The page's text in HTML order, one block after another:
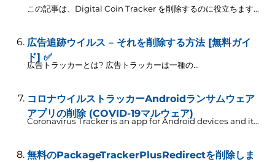
この記事は、Digital Coin Tracker を削除するのに役立ちます...
広告追跡ウイルス – それを削除する方法 [無料ガイ
ド] ✅
広告トラッカーとは? 広告トラッカーは一種の...
コロナウイルストラッカーAndroidランサムウェア
アプリの削除 (COVID-19マルウェア)
Coronavirus Tracker is an app for Android devices and it...
無料のPackageTrackerPlusRedirectを削除しま